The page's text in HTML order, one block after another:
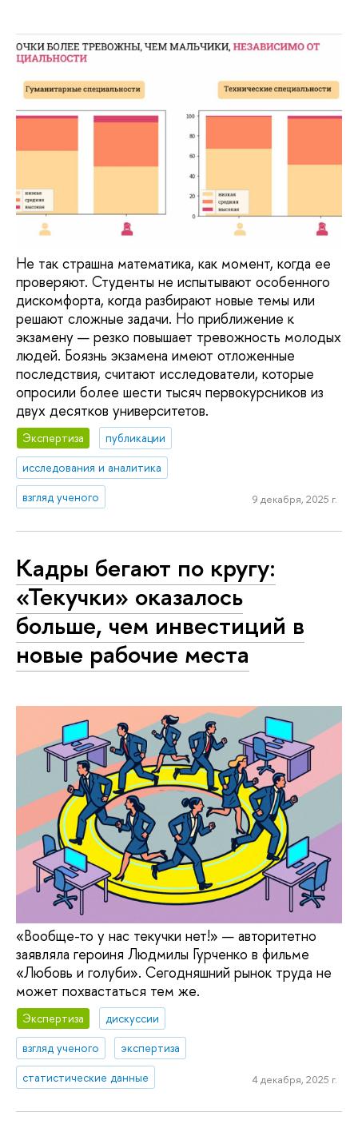
Не так страшна математика, как момент, когда ее
проверяют. Студенты не испытывают особенного
дискомфорта, когда разбирают новые темы или
решают сложные задачи. Но приближение к
экзамену — резко повышает тревожность молодых
людей. Боязнь экзамена имеют отложенные
последствия, считают исследователи, которые
опросили более шести тысяч первокурсников из
двух десятков университетов.
Экспертиза
публикации
исследования и аналитика
взгляд ученого
9 декабря, 2025 г.
Кадры бегают по кругу:
«Текучки» оказалось
больше, чем инвестиций в
новые рабочие места
«Вообще-то у нас текучки нет!» — авторитетно
заявляла героиня Людмилы Гурченко в фильме
«Любовь и голуби». Сегодняшний рынок труда не
может похвастаться тем же.
Экспертиза
дискуссии
взгляд ученого
экспертиза
статистические данные
4 декабря, 2025 г.